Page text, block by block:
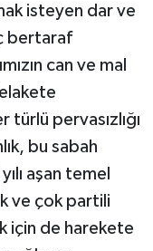
isteyen dar ve
bertaraf
can ve mal
türlü pervasızlığı
bu sabah
aşan temel
ve çok partili
için de harekete